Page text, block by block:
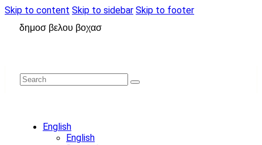
Skip to content Skip to sidebar Skip to footer
δημοσ βελου βοχασ
English
English